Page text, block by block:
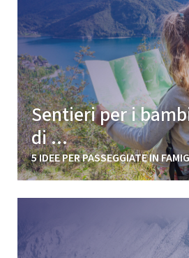
Sentieri per i
di ...
5 IDEE PER PASSEGGIATE IN